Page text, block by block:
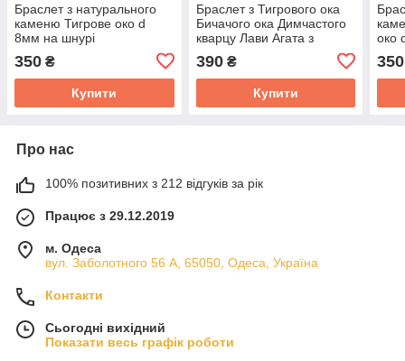
Браслет з натурального
каменю Тигрове око d
8мм на шнурі
350 ₴
Купити
Браслет з Тигрового ока
Бичачого ока Димчастого
кварцу Лави Агата з
390₴
Купити
око
350
Про нас
100% позитивних з 212 відгуків за рік
Працює з 29.12.2019
м. Одеса
вул. Заболотного 56 А, 65050, Одеса, Україна
Контакти
Сьогодні вихідний
Показати весь графік роботи